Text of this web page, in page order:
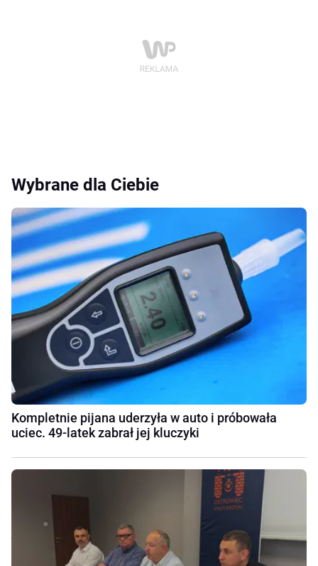
Wybrane dla Ciebie
Kompletnie pijana uderzyła w auto i próbowała
uciec. 49-latek zabrał jej kluczyki